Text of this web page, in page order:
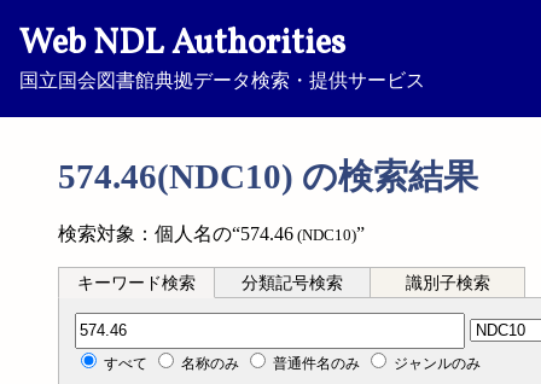
Web NDL Authorities
国立国会図書館典拠データ検索・提供サービス
574.46(NDC10) の検索結果
検索対象：個人名の“574.46 (NDC10)”
キーワード検索 分類記号検索 識別子検索
分類記号検索
すべて 名称のみ 普通件名のみ ジャンルのみ